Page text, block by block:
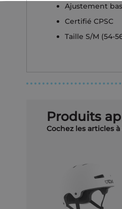
Ajustement
Certifié CPSC
Taille S/M (54-
Produits
Cochez les articles